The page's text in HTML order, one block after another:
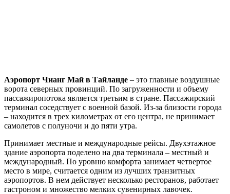
Аэропорт Чианг Май в Тайланде – это главные воздушные
ворота северных провинций. По загруженности и объему
пассажиропотока является третьим в стране. Пассажирский
терминал соседствует с военной базой. Из-за близости города
– находится в трех километрах от его центра, не принимает
самолетов с полуночи и до пяти утра.
Принимает местные и международные рейсы. Двухэтажное
здание аэропорта поделено на два терминала – местный и
международный. По уровню комфорта занимает четвертое
место в мире, считается одним из лучших транзитных
аэропортов. В нем действует несколько ресторанов, работает
гастроном и множество мелких сувенирных лавочек.